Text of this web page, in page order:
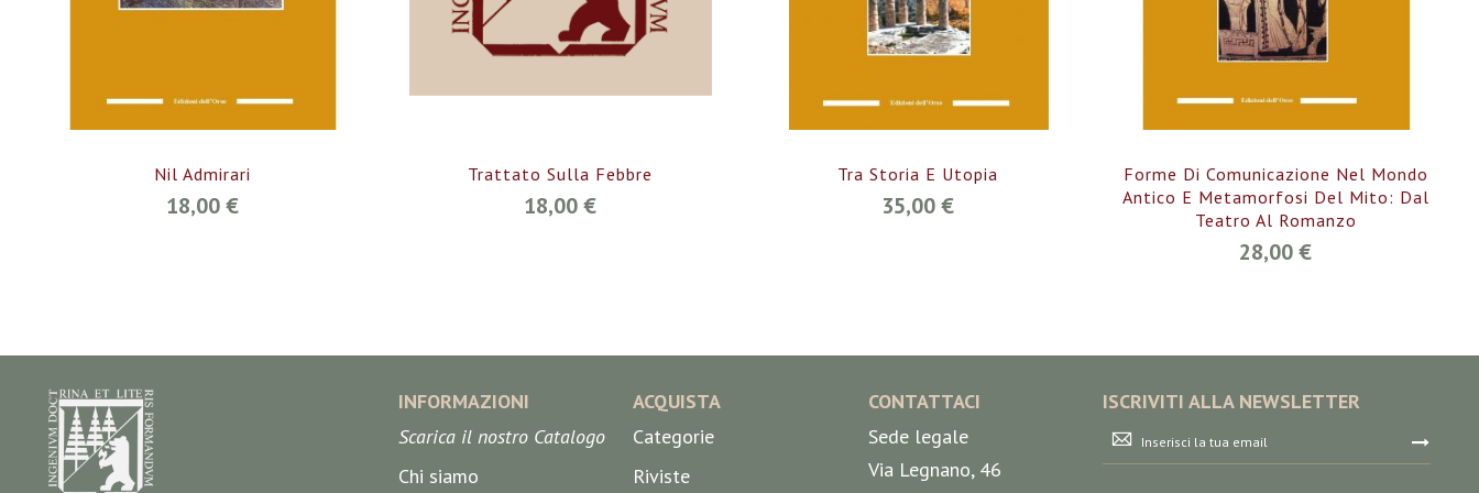
Nil Admirari
18,00 €
Trattato Sulla Febbre
18,00 €
Tra Storia E Utopia
35,00 €
Forme Di Comunicazione Nel Mondo
Antico E Metamorfosi Del Mito: Dal
Teatro Al Romanzo
28,00 €
INFORMAZIONI
Scarica il nostro Catalogo
Chi siamo
ACQUISTA
Categorie
Riviste
CONTATTACI
Sede legale
Via Legnano, 46
ISCRIVITI ALLA NEWSLETTER
Iscriviti
alla
nostra